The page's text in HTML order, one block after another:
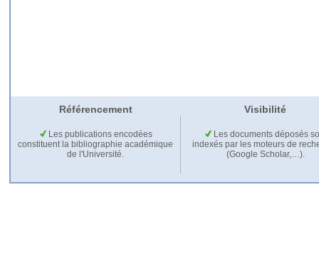
Référencement Visibilité
Les publications encodées
constituent la bibliographie académique
de l'Université.
Les documents déposés
indexés par les moteurs de
(Google Scholar,…).